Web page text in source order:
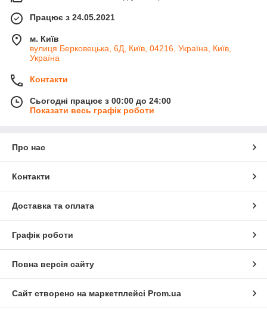
Працює з 24.05.2021
м. Київ
вулиця Берковецька, 6Д, Київ, 04216, Україна, Київ,
Україна
Контакти
Сьогодні працює з 00:00 до 24:00
Показати весь графік роботи
Про нас
Контакти
Доставка та оплата
Графік роботи
Повна версія сайту
Сайт створено на маркетплейсі Prom.ua